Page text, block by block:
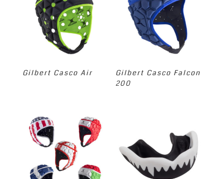
Gilbert Casco Air
Gilbert Casco Falcon
200